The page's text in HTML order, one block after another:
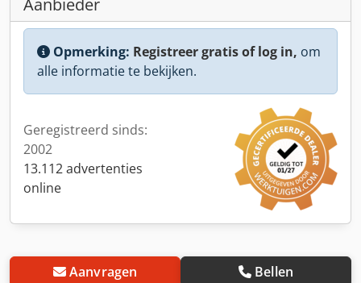
Opmerking: Registreer gratis of log in, om
alle informatie te bekijken.
Geregistreerd sinds:
2002
13.112 advertenties
online
Aanvragen Bellen